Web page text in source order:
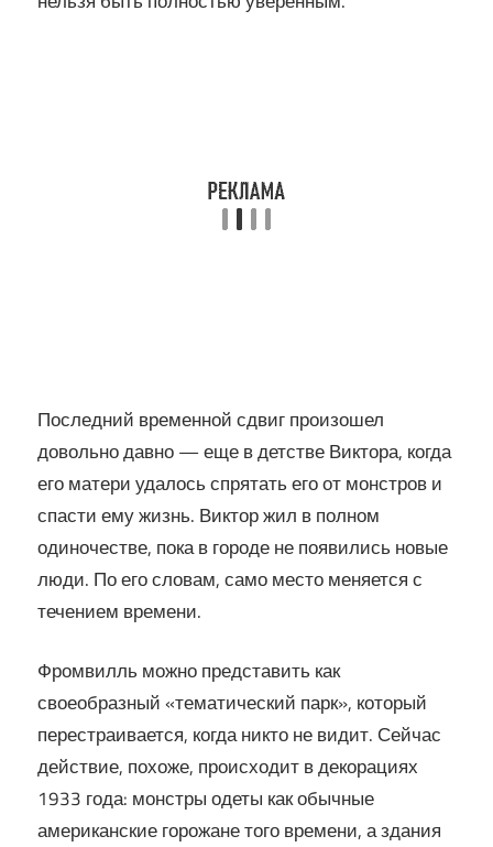
Последний временной сдвиг произошел
довольно давно — еще в детстве Виктора, когда
его матери удалось спрятать его от монстров и
спасти ему жизнь. Виктор жил в полном
одиночестве, пока в городе не появились новые
люди. По его словам, само место меняется с
течением времени.
Фромвилль можно представить как
своеобразный «тематический парк», который
перестраивается, когда никто не видит. Сейчас
действие, похоже, происходит в декорациях
1933 года: монстры одеты как обычные
американские горожане того времени, а здания